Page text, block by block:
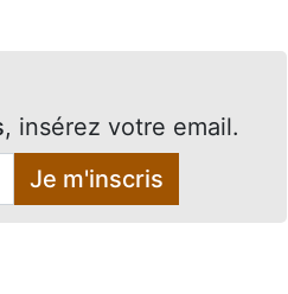
, insérez votre email.
Je m'inscris